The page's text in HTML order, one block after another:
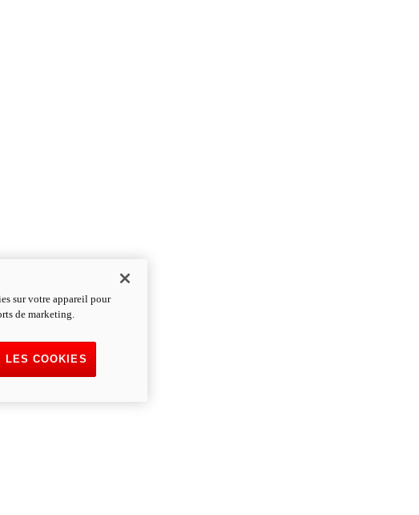
sur votre appareil pour
de marketing.
LES COOKIES